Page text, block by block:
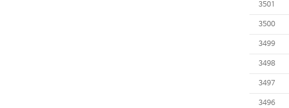
3501
3500
3499
3498
3497
3496